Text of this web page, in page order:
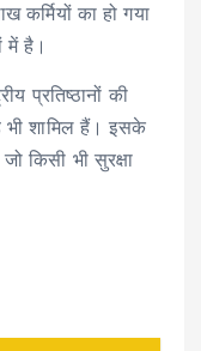
का हो गया
में है।
प्रतिष्ठानों की
भी शामिल हैं। इसके
किसी भी सुरक्षा